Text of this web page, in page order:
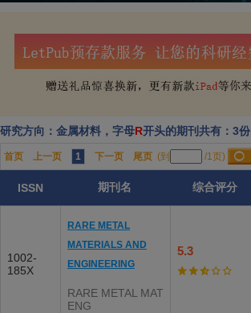
研究方向：金属材料，字母R开头的期刊共有：3份
首页 上一页 1 下一页 尾页 (到 /1页)
ISSN 期刊名 综合评分
1002-
185X
RARE METAL
MATERIALS AND
ENGINEERING
RARE METAL MAT
ENG
5.3